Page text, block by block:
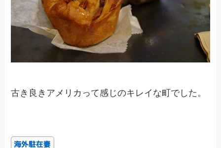
古き良きアメリカって感じのキレイな町でした。